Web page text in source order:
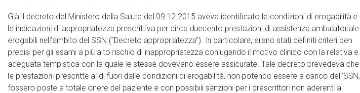
Già il decreto del Ministero della Salute del 09.12.2015 aveva identificato le condizioni di erogabilità e
le indicazioni di appropriatezza prescrittiva per circa duecento prestazioni di assistenza ambulatoriale
erogabili nell’ambito del SSN (“Decreto appropriatezza”). In particolare, erano stati definiti criteri ben
precisi per gli esami a più alto rischio di inappropriatezza coniugando il motivo clinico con la relativa e
adeguata tempistica con la quale le stesse dovevano essere assicurate. Tale decreto prevedeva che
le prestazioni prescritte al di fuori dalle condizioni di erogabilità, non potendo essere a carico dell’SSN,
fossero poste a totale onere del paziente e con possibili sanzioni per i prescrittori non aderenti a